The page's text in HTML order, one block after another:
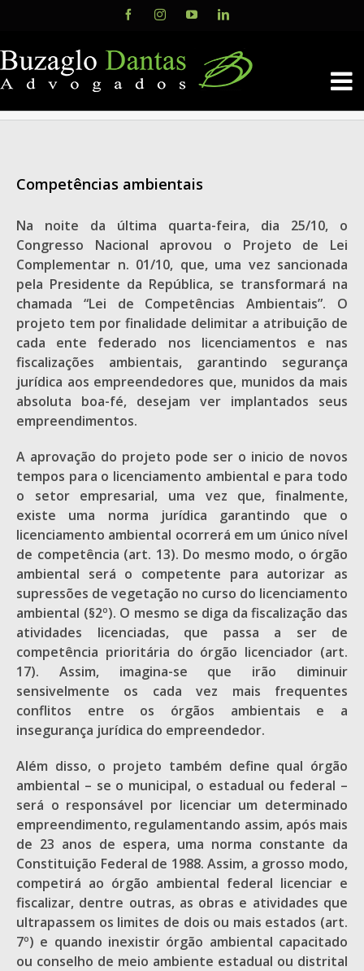
content
FacebookInstagramYouTubeLinkedIn
Competências ambientais
Na noite da última quarta-feira, dia 25/10, o
Congresso Nacional aprovou o Projeto de Lei
Complementar n. 01/10, que, uma vez sancionada
pela Presidente da República, se transformará na
chamada “Lei de Competências Ambientais”. O
projeto tem por finalidade delimitar a atribuição de
cada ente federado nos licenciamentos e nas
fiscalizações ambientais, garantindo segurança
jurídica aos empreendedores que, munidos da mais
absoluta boa-fé, desejam ver implantados seus
empreendimentos.
A aprovação do projeto pode ser o inicio de novos
tempos para o licenciamento ambiental e para todo
o setor empresarial, uma vez que, finalmente,
existe uma norma jurídica garantindo que o
licenciamento ambiental ocorrerá em um único nível
de competência (art. 13). Do mesmo modo, o órgão
ambiental será o competente para autorizar as
supressões de vegetação no curso do licenciamento
ambiental (§2º). O mesmo se diga da fiscalização das
atividades licenciadas, que passa a ser de
competência prioritária do órgão licenciador (art.
17). Assim, imagina-se que irão diminuir
sensivelmente os cada vez mais frequentes
conflitos entre os órgãos ambientais e a
insegurança jurídica do empreendedor.
Além disso, o projeto também define qual órgão
ambiental – se o municipal, o estadual ou federal –
será o responsável por licenciar um determinado
empreendimento, regulamentando assim, após mais
de 23 anos de espera, uma norma constante da
Constituição Federal de 1988. Assim, a grosso modo,
competirá ao órgão ambiental federal licenciar e
fiscalizar, dentre outras, as obras e atividades que
ultrapassem os limites de dois ou mais estados (art.
7º) e quando inexistir órgão ambiental capacitado
ou conselho de meio ambiente estadual ou distrital